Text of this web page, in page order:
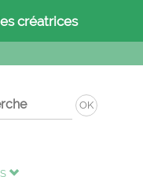
créatrices
OK